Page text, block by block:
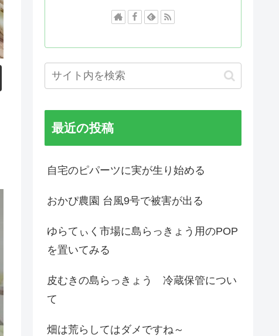
最近の投稿
自宅のピパーツに実が生り始める
おかぴ農園 台風9号で被害が出る
ゆらてぃく市場に島らっきょう用のPOP
を置いてみる
皮むきの島らっきょう 冷蔵保管につい
て
畑は荒らしてはダメですね～